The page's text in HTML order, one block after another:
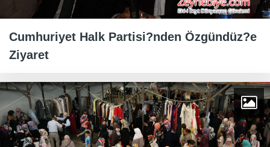
Cumhuriyet Halk Partisi?nden Özgündüz?e
Ziyaret